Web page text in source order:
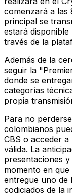
comenzará a las
principal se
estará
través de la
Además de la
seguir la
donde se
categorías
propia
Para no
colombianos
CBS o acceder
válida. La
presentaciones
momento en
entregue uno de
codiciados de la